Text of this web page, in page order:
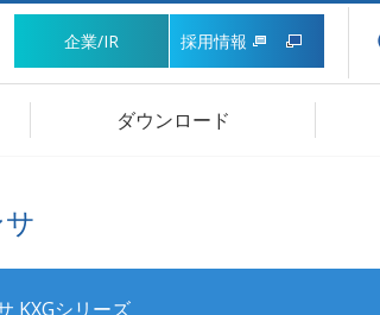
企業/IR 採用情報
ダウンロード
KXGシリーズ